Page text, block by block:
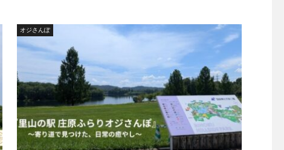
オジさんぽ